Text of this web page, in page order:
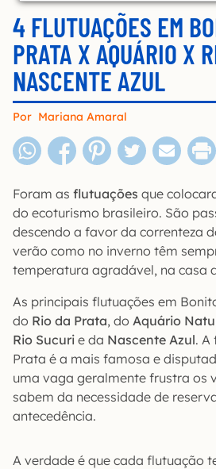
4 FLUTUAÇÕES EM
PRATA X AQUÁRIO X
NASCENTE AZUL
Por Mariana Amaral
Foram as flutuações que
do ecoturismo brasileiro. São
descendo a favor da correnteza
verão como no inverno têm
temperatura agradável, na casa
As principais flutuações em
do Rio da Prata, do Aquário
Rio Sucuri e da Nascente Azul. A
Prata é a mais famosa e
uma vaga geralmente frustra os
sabem da necessidade de
antecedência.
A verdade é que cada flutuação